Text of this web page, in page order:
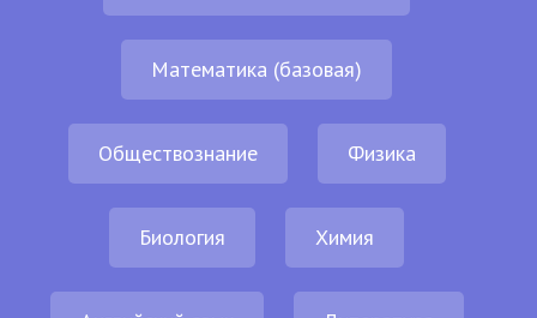
Математика (базовая)
Обществознание Физика
Биология Химия